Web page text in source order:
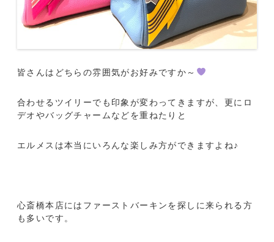
皆さんはどちらの雰囲気がお好みですか～
合わせるツイリーでも印象が変わってきますが、更にロ
デオやバッグチャームなどを重ねたりと
エルメスは本当にいろんな楽しみ方ができますよね♪
心斎橋本店にはファーストバーキンを探しに来られる方
も多いです。